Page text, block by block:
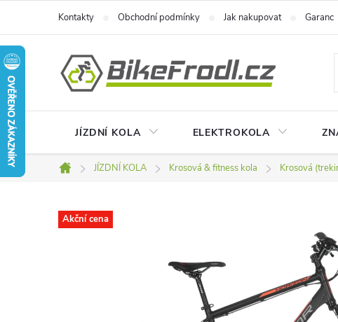
obsah
Kontakty Obchodní podmínky Jak nakupovat
JÍZDNÍ KOLA ELEKTROKOLA
Domů
JÍZDNÍ KOLA Krosová & fitness kola Krosová
Akční cena